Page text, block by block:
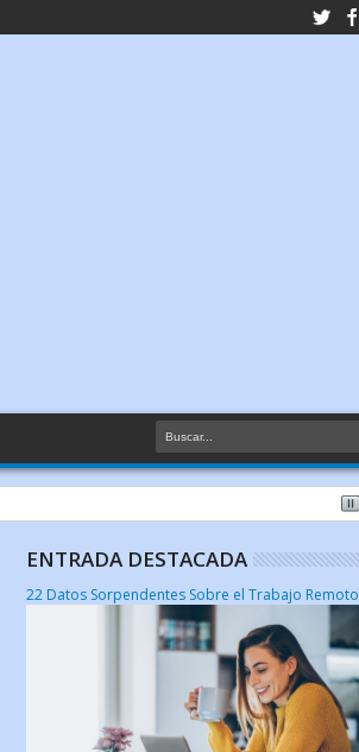
ENTRADA DESTACADA
22 Datos Sorpendentes Sobre el Trabajo Remoto